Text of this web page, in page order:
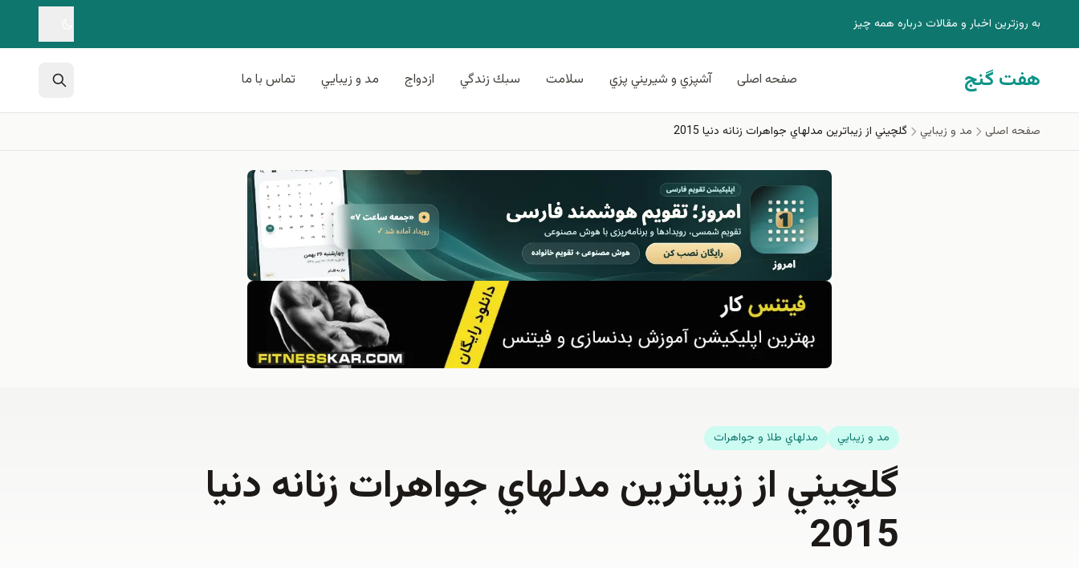
به روزترين اخبار و مقالات درباره همه چيز
هفت گنج صفحه اصلی آشپزي و شيريني پزي سلامت سبك زندگي ازدواج مد و زيبايي تماس با ما
صفحه اصلی مد و زيبايي گلچيني از زيباترين مدلهاي جواهرات زنانه دنيا 2015
مد و زيبايي مدلهاي طلا و جواهرات
گلچيني از زيباترين مدلهاي جواهرات زنانه دنيا
2015